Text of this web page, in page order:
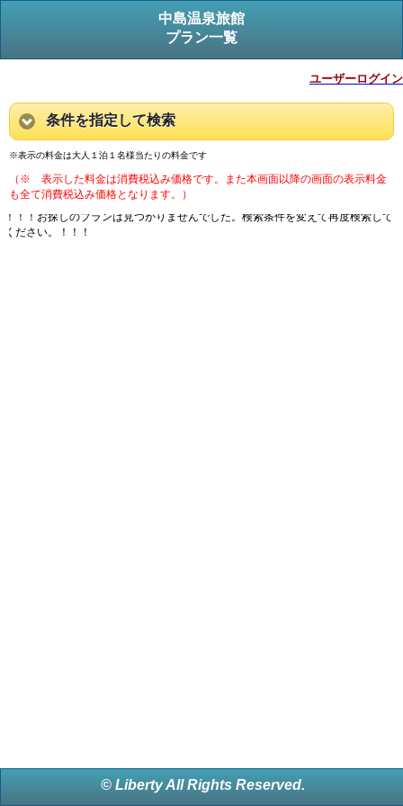
中島温泉旅館
プラン一覧
ユーザーログイン
条件を指定して検索
※表示の料金は大人１泊１名様当たりの料金です
（※ 表示した料金は消費税込み価格です。また本画面以降の画面の表示料金
も全て消費税込み価格となります。）
！！！お探しのプランは見つかりませんでした。検索条件を変えて再度検索して
ください。！！！
© Liberty All Rights Reserved.